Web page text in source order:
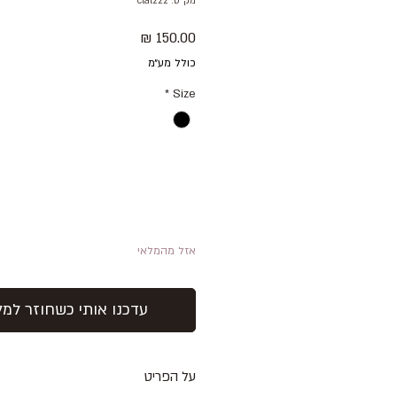
כולל מע״מ
Size
*
אזל מהמלאי
עדכנו אותי כשחוזר
על הפריט